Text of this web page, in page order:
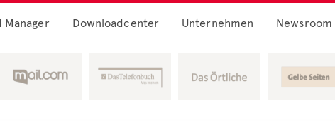
Manager Downloadcenter Unternehmen Newsroom